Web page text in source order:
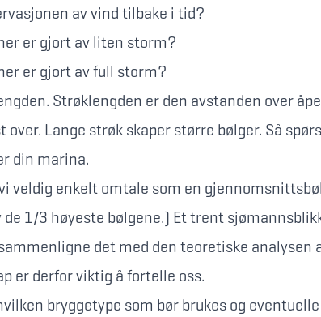
av vind tilbake i tid?
er gjort av liten storm?
er gjort av full storm?
Strøklengden er den avstanden over
Lange strøk skaper større bølger. Så
din marina.
veldig enkelt omtale som en
1/3 høyeste bølgene.) Et trent
det med den teoretiske analysen
er derfor viktig å fortelle oss.
bryggetype som bør brukes og